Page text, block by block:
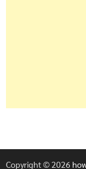
Copyright © 2026